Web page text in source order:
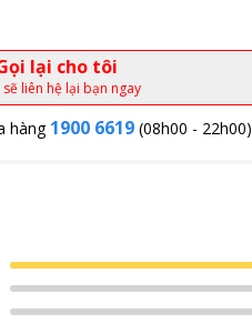
lại cho tôi
sẽ liên hệ lại bạn ngay
hàng 1900 6619 (08h00 - 22h00)